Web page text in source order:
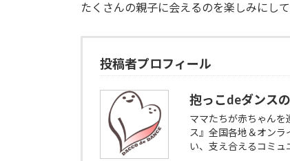
たくさんの親子に会えるのを楽しみにし
投稿者プロフィール
抱っこdeダンス
ママたちが赤ちゃん
ス』全国各地＆オン
い、支え合えるコミュ